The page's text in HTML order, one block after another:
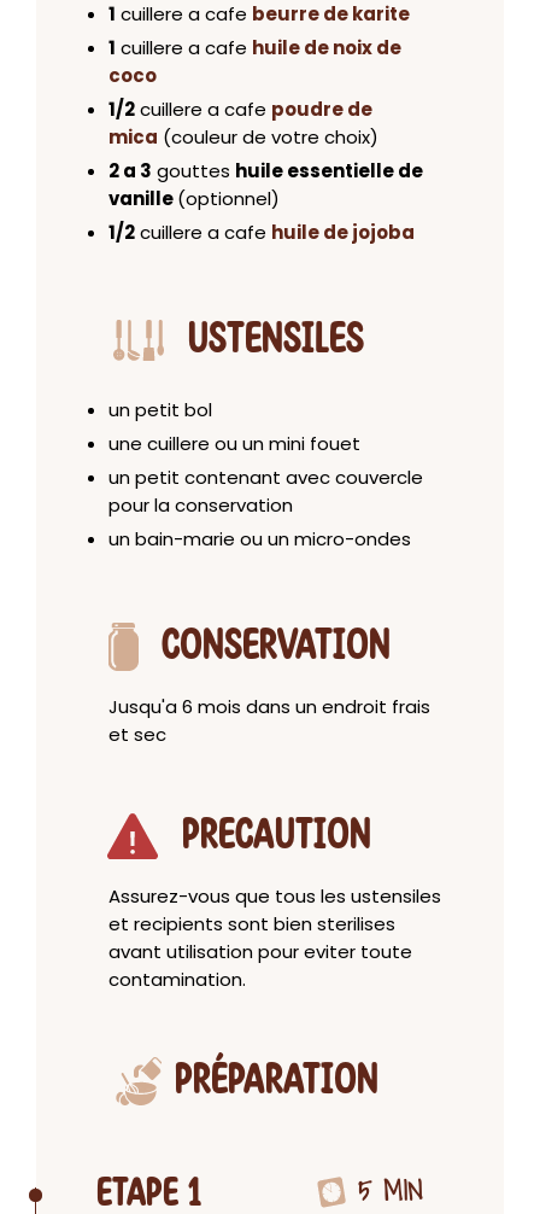
1 cuillere a cafe beurre de karite
1 cuillere a cafe huile de noix de
coco
1/2cuillere a cafe poudre de
mica (couleur de votre choix)
2 a 3 gouttes huile essentielle de
vanille(optionnel)
1/2cuillere a cafe huile de jojoba
USTENSILES
un petit bol
une cuillere ou un mini fouet
un petit contenant avec couvercle
pour la conservation
un bain-marie ou un micro-ondes
CONSERVATION
Jusqu'a 6 mois dans un endroit frais
et sec
PRECAUTION
Assurez-vous que tous les ustensiles
et recipients sont bien sterilises
avant utilisation pour eviter toute
contamination.
PRÉPARATION
ETAPE 1 5 MIN